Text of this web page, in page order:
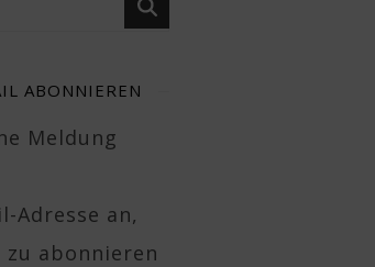
ABONNIEREN
Meldung
Adresse an,
zu abonnieren